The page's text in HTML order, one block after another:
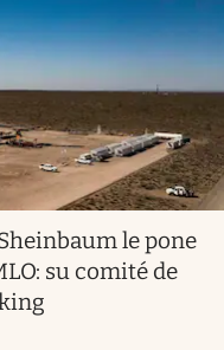
le pone
su comité de